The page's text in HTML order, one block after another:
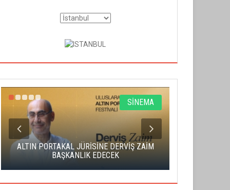
SİNEMA
ALTIN PORTAKAL JÜRİSİNE DERVİŞ ZAİM
BAŞKANLIK EDECEK